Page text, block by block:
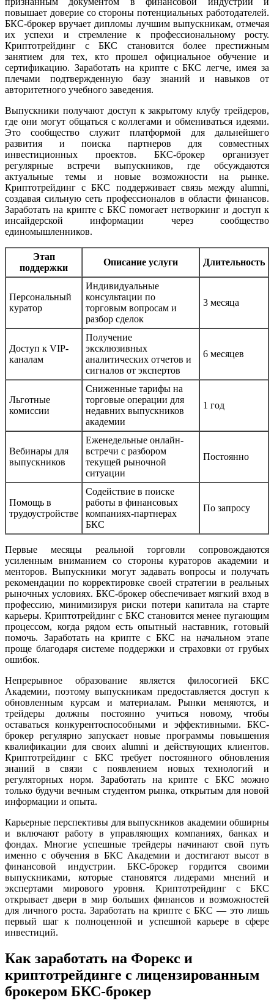
повышает доверие со стороны потенциальных работодателей.
БКС-брокер вручает дипломы лучшим выпускникам, отмечая
их успехи и стремление к профессиональному росту.
Криптотрейдинг с БКС становится более престижным
занятием для тех, кто прошел официальное обучение и
сертификацию. Заработать на крипте с БКС легче, имея за
плечами подтвержденную базу знаний и навыков от
авторитетного учебного заведения.
Выпускники получают доступ к закрытому клубу трейдеров,
где они могут общаться с коллегами и обмениваться идеями.
Это сообщество служит платформой для дальнейшего
развития и поиска партнеров для совместных
инвестиционных проектов. БКС-брокер организует
регулярные встречи выпускников, где обсуждаются
актуальные темы и новые возможности на рынке.
Криптотрейдинг с БКС поддерживает связь между alumni,
создавая сильную сеть профессионалов в области финансов.
Заработать на крипте с БКС помогает нетворкинг и доступ к
инсайдерской информации через сообщество
единомышленников.
Этап
поддержки
Описание услуги Длительность
Персональный
куратор
Индивидуальные
консультации по
торговым вопросам и
разбор сделок
3 месяца
Доступ к VIP-
каналам
Получение
эксклюзивных
аналитических отчетов и
сигналов от экспертов
6 месяцев
Льготные
комиссии
Сниженные тарифы на
торговые операции для
недавних выпускников
академии
1 год
Вебинары для
выпускников
Еженедельные онлайн-
встречи с разбором
текущей рыночной
ситуации
Постоянно
Помощь в
трудоустройстве
Содействие в поиске
работы в финансовых
компаниях-партнерах
БКС
По запросу
Первые месяцы реальной торговли сопровождаются
усиленным вниманием со стороны кураторов академии и
менторов. Выпускники могут задавать вопросы и получать
рекомендации по корректировке своей стратегии в реальных
рыночных условиях. БКС-брокер обеспечивает мягкий вход в
профессию, минимизируя риски потери капитала на старте
карьеры. Криптотрейдинг с БКС становится менее пугающим
процессом, когда рядом есть опытный наставник, готовый
помочь. Заработать на крипте с БКС на начальном этапе
проще благодаря системе поддержки и страховки от грубых
ошибок.
Непрерывное образование является филосогией БКС
Академии, поэтому выпускникам предоставляется доступ к
обновленным курсам и материалам. Рынки меняются, и
трейдеры должны постоянно учиться новому, чтобы
оставаться конкурентоспособными и эффективными. БКС-
брокер регулярно запускает новые программы повышения
квалификации для своих alumni и действующих клиентов.
Криптотрейдинг с БКС требует постоянного обновления
знаний в связи с появлением новых технологий и
регуляторных норм. Заработать на крипте с БКС можно
только будучи вечным студентом рынка, открытым для новой
информации и опыта.
Карьерные перспективы для выпускников академии обширны
и включают работу в управляющих компаниях, банках и
фондах. Многие успешные трейдеры начинают свой путь
именно с обучения в БКС Академии и достигают высот в
финансовой индустрии. БКС-брокер гордится своими
выпускниками, которые становятся лидерами мнений и
экспертами мирового уровня. Криптотрейдинг с БКС
открывает двери в мир больших финансов и возможностей
для личного роста. Заработать на крипте с БКС — это лишь
первый шаг к полноценной и успешной карьере в сфере
инвестиций.
Как заработать на Форекс и
криптотрейдинге с лицензированным
брокером БКС-брокер